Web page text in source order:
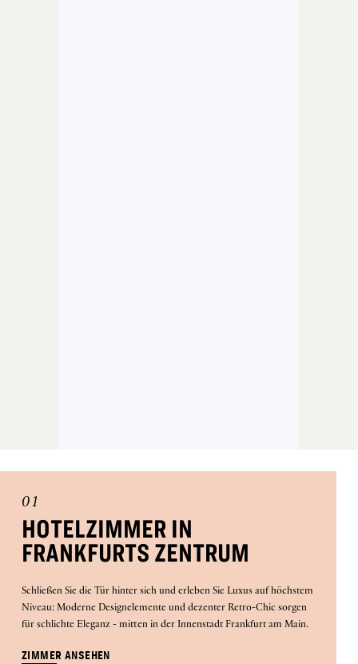
01
HOTELZIMMER IN
FRANKFURTS ZENTRUM
Schließen Sie die Tür hinter sich und erleben Sie Luxus auf höchstem
Niveau: Moderne Designelemente und dezenter Retro-Chic sorgen
für schlichte Eleganz - mitten in der Innenstadt Frankfurt am Main.
ZIMMER ANSEHEN